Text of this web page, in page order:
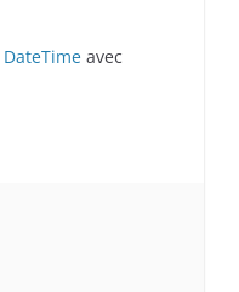
DateTime avec